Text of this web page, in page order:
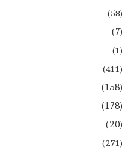
(58)
(7)
(1)
(411)
(158)
(178)
(20)
(271)